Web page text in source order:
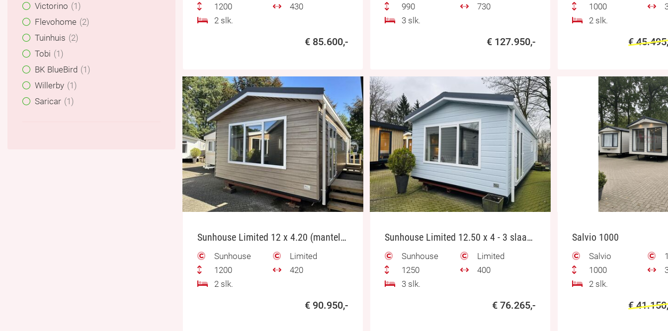
Victorino
1
Flevohome 2
Tuinhuis
2
Tobi
1
BK BlueBird 1
Willerby 1
Saricar 1
1200
430
2 slk.
€ 85.600,-
990
730
3 slk.
€ 127.950,-
1000
2 slk.
€
Sunhouse Limited 12 x 4.20 (mantelzorg)
Sunhouse
Limited
1200
420
2 slk.
€ 90.950,-
Sunhouse Limited 12.50 x 4 - 3 slaapkamers
Sunhouse
Limited
1250
400
3 slk.
€ 76.265,-
Salvio 1000
Salvio
1000
2 slk.
€